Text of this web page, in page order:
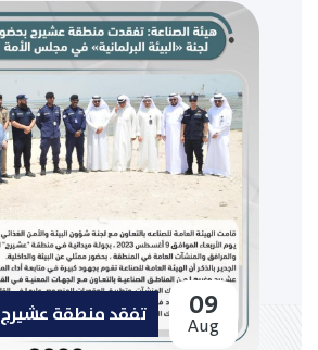
09
Aug تفقد منطقة عشيرج